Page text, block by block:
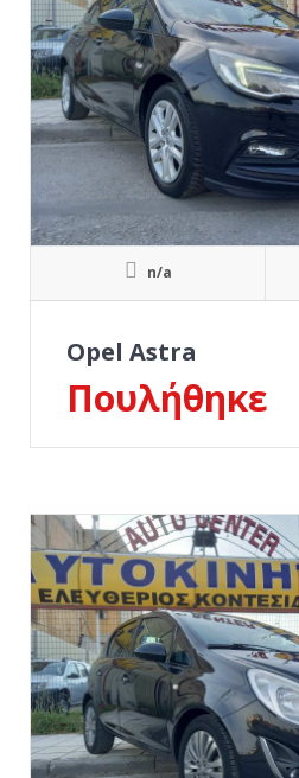
n/a
Opel Astra
Πουλήθηκε